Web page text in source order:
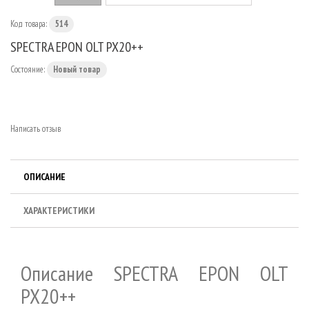
Код товара: 514
SPECTRA EPON OLT PX20++
Состояние: Новый товар
Написать отзыв
ОПИСАНИЕ
ХАРАКТЕРИСТИКИ
Описание SPECTRA EPON OLT
PX20++